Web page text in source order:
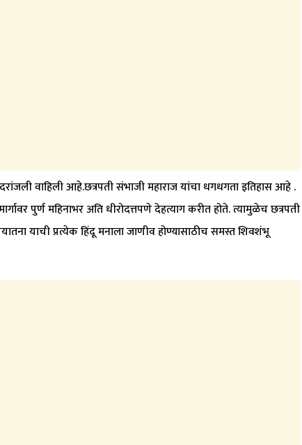
वाहिली आहे.छत्रपती संभाजी महाराज यांचा धगधगता इतिहास आहे .
पुर्ण महिनाभर अति धीरोदत्तपणे देहत्याग करीत होते. त्यामुळेच छत्रपती
याची प्रत्येक हिंदू मनाला जाणीव होण्यासाठीच समस्त शिवशंभू